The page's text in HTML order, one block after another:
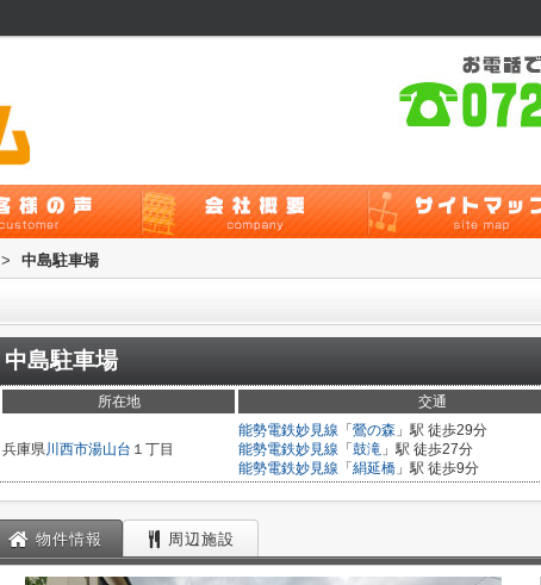
> 中島駐車場
中島駐車場
所在地 交通
兵庫県川西市湯山台 １丁目
能勢電鉄妙見線 「 鶯の森 」駅 徒歩29分
能勢電鉄妙見線 「 鼓滝 」駅 徒歩27分
能勢電鉄妙見線 「 絹延橋 」駅 徒歩9分
物件情報 周辺施設